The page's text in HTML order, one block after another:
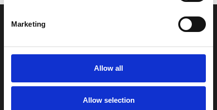
Marketing
Allow all
Allow selection
INFORMATIONER